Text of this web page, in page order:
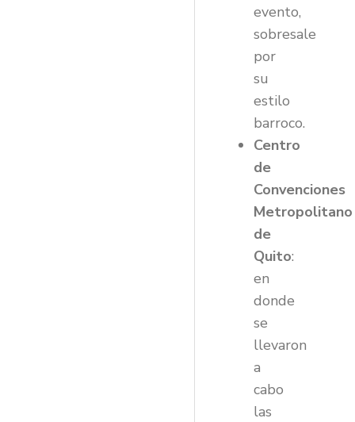
evento,
sobresale
por
su
estilo
barroco.
Centro
de
Convenciones
Metropolitano
de
Quito:
en
donde
se
llevaron
a
cabo
las